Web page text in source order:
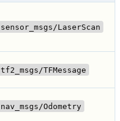
sensor_msgs/LaserScan
tf2_msgs/TFMessage
nav_msgs/Odometry